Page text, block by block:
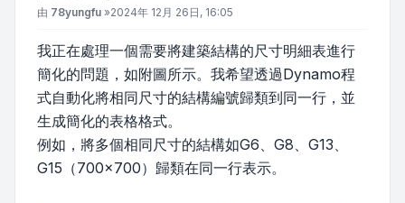
文章
由 78yungfu »2024年 12月 26日, 16:05
我正在處理一個需要將建築結構的尺寸明細表進行
簡化的問題，如附圖所示。我希望透過Dynamo程
式自動化將相同尺寸的結構編號歸類到同一行，並
生成簡化的表格格式。
例如，將多個相同尺寸的結構如G6、G8、G13、
G15（700x700）歸類在同一行表示。